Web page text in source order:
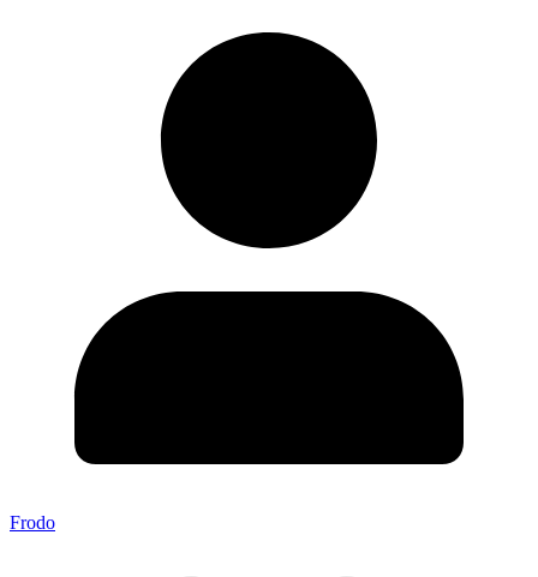
Frodo